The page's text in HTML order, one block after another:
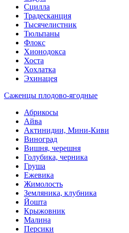
Сцилла
Традесканция
Тысячелистник
Тюльпаны
Флокс
Хионодокса
Хоста
Хохлатка
Эхинацея
Саженцы плодово-ягодные
Абрикосы
Айва
Актинидии, Мини-Киви
Виноград
Вишня, черешня
Голубика, черника
Груша
Ежевика
Жимолость
Земляника, клубника
Йошта
Крыжовник
Малина
Персики